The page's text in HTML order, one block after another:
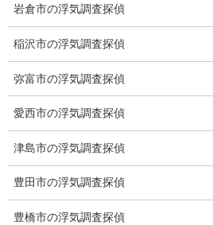
【出張面談いたします】
子供のお迎え、パート、お仕事の都合
愛知県内でご面談場所のご要望がござ
岩倉市の浮気調査探偵
稲沢市の浮気調査探偵
弥富市の浮気調査探偵
愛西市の浮気調査探偵
津島市の浮気調査探偵
豊田市の浮気調査探偵
豊橋市の浮気調査探偵